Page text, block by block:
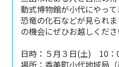
-
動式博物館が小代にやっ
恐竜の化石などが見られ
の機会にぜひお越しくださ
日時：５月３日(土) 10：